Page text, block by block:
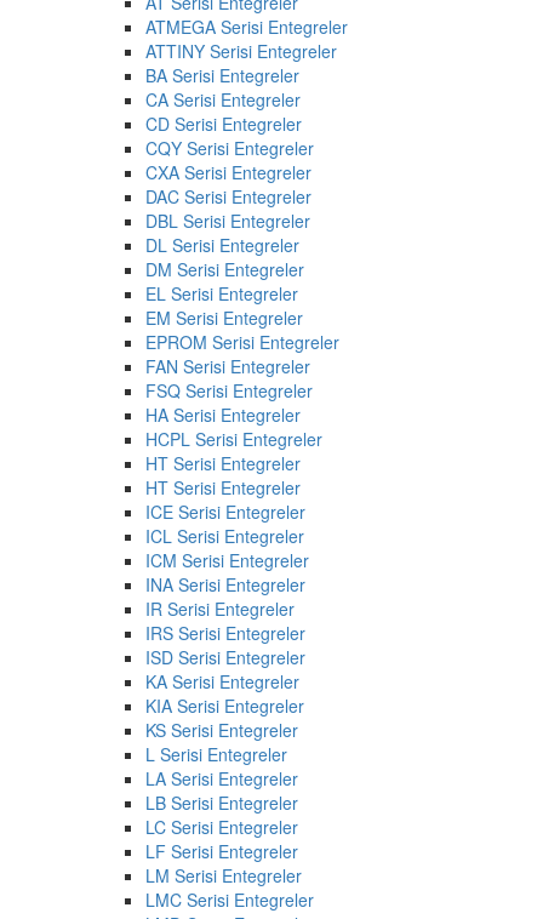
ATMEGA Serisi Entegreler
ATTINY Serisi Entegreler
BA Serisi Entegreler
CA Serisi Entegreler
CD Serisi Entegreler
CQY Serisi Entegreler
CXA Serisi Entegreler
DAC Serisi Entegreler
DBL Serisi Entegreler
DL Serisi Entegreler
DM Serisi Entegreler
EL Serisi Entegreler
EM Serisi Entegreler
EPROM Serisi Entegreler
FAN Serisi Entegreler
FSQ Serisi Entegreler
HA Serisi Entegreler
HCPL Serisi Entegreler
HT Serisi Entegreler
HT Serisi Entegreler
ICE Serisi Entegreler
ICL Serisi Entegreler
ICM Serisi Entegreler
INA Serisi Entegreler
IR Serisi Entegreler
IRS Serisi Entegreler
ISD Serisi Entegreler
KA Serisi Entegreler
KIA Serisi Entegreler
KS Serisi Entegreler
L Serisi Entegreler
LA Serisi Entegreler
LB Serisi Entegreler
LC Serisi Entegreler
LF Serisi Entegreler
LM Serisi Entegreler
LMC Serisi Entegreler